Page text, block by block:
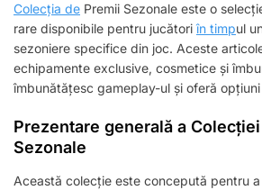
Colecția de Premii Sezonale este o
rare disponibile pentru jucători în timpul
sezoniere specifice din joc. Aceste
echipamente exclusive, cosmetice și
îmbunătățesc gameplay-ul și oferă
Prezentare generală a
Sezonale
Această colecție este concepută pentru